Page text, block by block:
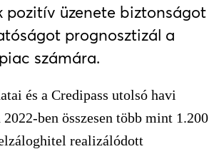
pozitív üzenete biztonságot
prognosztizál a
számára.
és a Credipass utolsó havi
2022-ben összesen több mint 1.200
realizálódott